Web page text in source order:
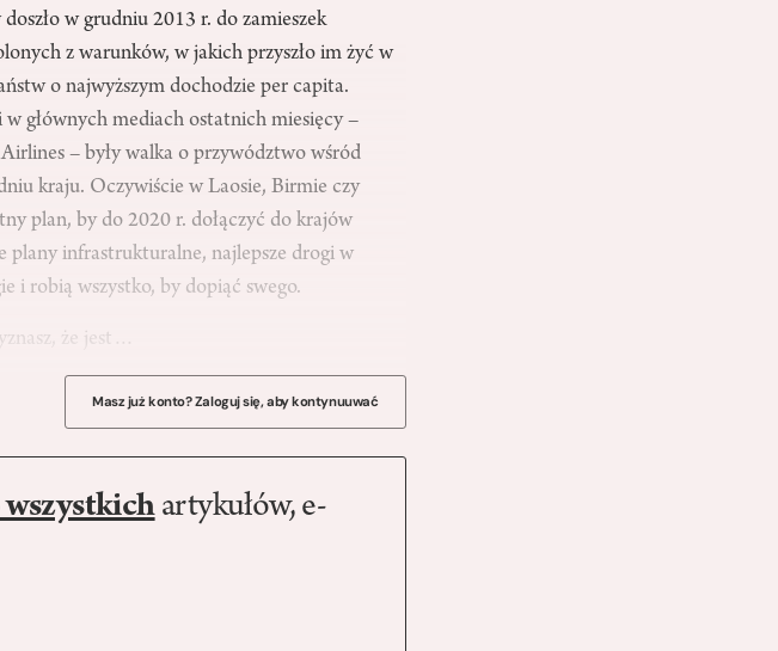
w grudniu 2013 r. do zamieszek
z warunków, w jakich przyszło im żyć w
o najwyższym dochodzie per capita.
głównych mediach ostatnich miesięcy –
– były walka o przywództwo wśród
kraju. Oczywiście w Laosie, Birmie czy
plan, by do 2020 r. dołączyć do krajów
plany infrastrukturalne, najlepsze drogi w
i robią wszystko, by dopiąć swego.
że jest…
Masz już konto? Zaloguj się, aby kontynuuwać
artykułów, e-